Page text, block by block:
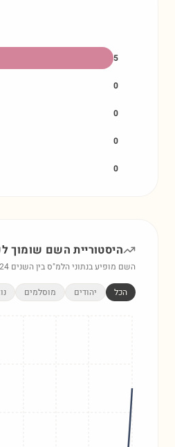
5
0
0
0
0
היסטוריית השם שומוך
השם מופיע בנתוני הלמ"ס בין השנים
הכל יהודים מוסלמים